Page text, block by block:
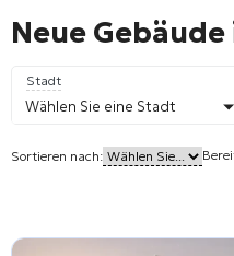
Neue
Stadt
Wählen Sie eine Stadt
Sortieren nach: